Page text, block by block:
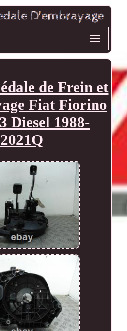
de Frein et
Fiat Fiorino
Diesel 1988-
2021Q